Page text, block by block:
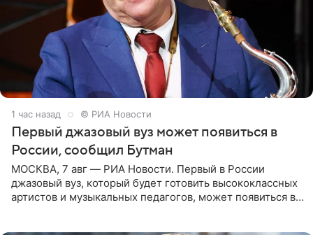
1 час назад © РИА Новости
Первый джазовый вуз может появиться в
России, сообщил Бутман
МОСКВА, 7 авг — РИА Новости. Первый в России
джазовый вуз, который будет готовить высококлассных
артистов и музыкальных педагогов, может появиться в